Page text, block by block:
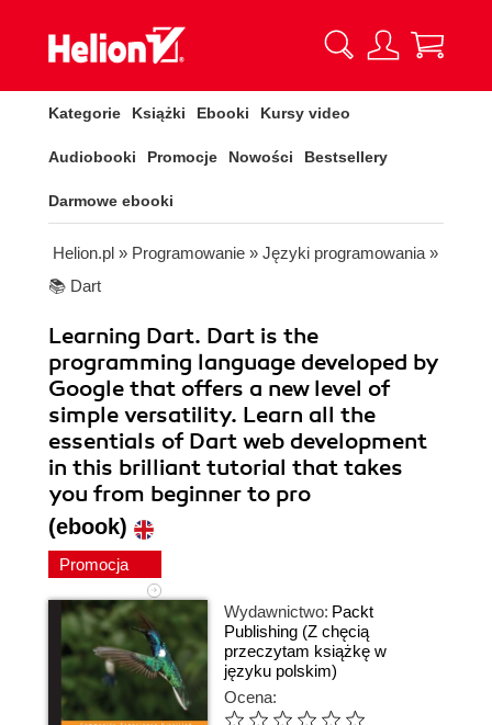
Kategorie Książki Ebooki Kursy video
Audiobooki Promocje Nowości Bestsellery
Darmowe ebooki
Helion.pl » Programowanie » Języki programowania »
📚 Dart
Learning Dart. Dart is the
programming language developed by
Google that offers a new level of
simple versatility. Learn all the
essentials of Dart web development
in this brilliant tutorial that takes
you from beginner to pro
(ebook)
Promocja
Wydawnictwo: Packt
Publishing (Z chęcią
przeczytam książkę w
języku polskim)
Ocena: